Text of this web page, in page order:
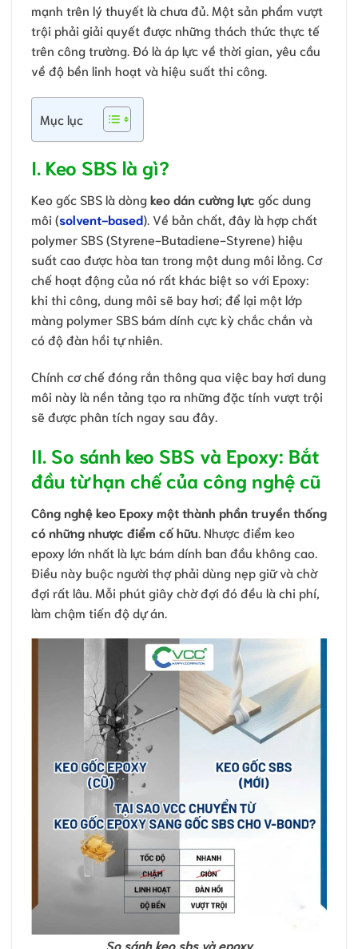
mạnh trên lý thuyết là chưa đủ. Một sản phẩm vượt
trội phải giải quyết được những thách thức thực tế
trên công trường. Đó là áp lực về thời gian, yêu cầu
về độ bền linh hoạt và hiệu suất thi công.
Mục lục
I. Keo SBS là gì?
Keo gốc SBS là dòngkeo dán cường lực gốc dung
môi (solvent-based). Về bản chất, đây là hợp chất
polymer SBS (Styrene-Butadiene-Styrene) hiệu
suất cao được hòa tan trong một dung môi lỏng. Cơ
chế hoạt động của nó rất khác biệt so với Epoxy:
khi thi công, dung môi sẽ bay hơi; để lại một lớp
màng polymer SBS bám dính cực kỳ chắc chắn và
có độ đàn hồi tự nhiên.
Chính cơ chế đóng rắn thông qua việc bay hơi dung
môi này là nền tảng tạo ra những đặc tính vượt trội
sẽ được phân tích ngay sau đây.
II. So sánh keo SBS và Epoxy: Bắt
đầu từ hạn chế của công nghệ cũ
Công nghệ keo Epoxy một thành phần truyền thống
có những nhược điểm cố hữu . Nhược điểm keo
epoxy lớn nhất là lực bám dính ban đầu không cao.
Điều này buộc người thợ phải dùng nẹp giữ và chờ
đợi rất lâu. Mỗi phút giây chờ đợi đó đều là chi phí,
làm chậm tiến độ dự án.
So sánh keo sbs và epoxy